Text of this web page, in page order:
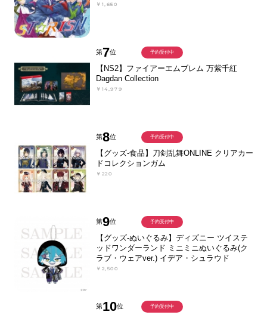
￥1,650
第7位
【NS2】ファイアーエムブレム 万紫千紅
Dagdan Collection
￥14,979
予約受付中
第8位
【グッズ-食品】刀剣乱舞ONLINE クリアカー
ドコレクションガム
￥220
予約受付中
第9位
【グッズ-ぬいぐるみ】ディズニー ツイステ
ッドワンダーランド ミニミニぬいぐるみ(ク
ラブ・ウェアver.) イデア・シュラウド
￥2,500
予約受付中
第10位 予約受付中